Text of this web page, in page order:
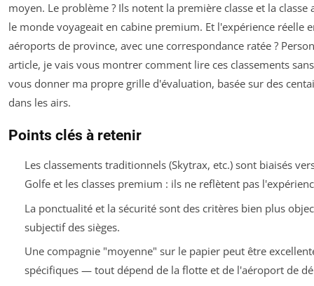
moyen. Le problème ? Ils notent la première classe et la
le monde voyageait en cabine premium. Et l'expérience réelle
aéroports de province, avec une correspondance ratée ?
article, je vais vous montrer comment lire ces classements
vous donner ma propre grille d'évaluation, basée sur des
dans les airs.
Points clés à retenir
Les classements traditionnels (Skytrax, etc.) sont biaisés
Golfe et les classes premium : ils ne reflètent pas
La ponctualité et la sécurité sont des critères bien plus
subjectif des sièges.
Une compagnie "moyenne" sur le papier peut être
spécifiques — tout dépend de la flotte et de l'aéroport de